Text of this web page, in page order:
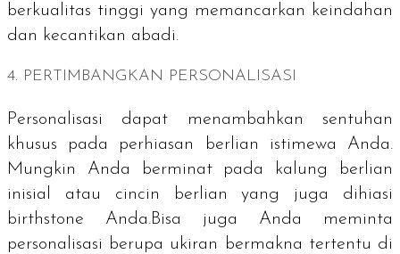
berkualitas tinggi yang memancarkan keindahan
dan kecantikan abadi.
4. PERTIMBANGKAN PERSONALISASI
Personalisasi dapat menambahkan sentuhan
khusus pada perhiasan berlian istimewa Anda.
Mungkin Anda berminat pada kalung berlian
inisial atau cincin berlian yang juga dihiasi
birthstone Anda.Bisa juga Anda meminta
personalisasi berupa ukiran bermakna tertentu di